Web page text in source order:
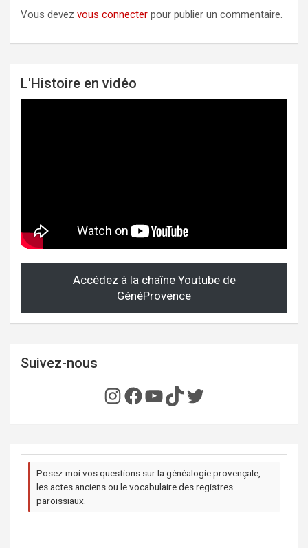
Vous devez vous connecter pour publier un commentaire.
L'Histoire en vidéo
Accédez à la chaîne Youtube de
GénéProvence
Suivez-nous
Instagram
Facebook
YouTube
TikTok
Twitter
Posez-moi vos questions sur la généalogie provençale,
les actes anciens ou le vocabulaire des registres
paroissiaux.